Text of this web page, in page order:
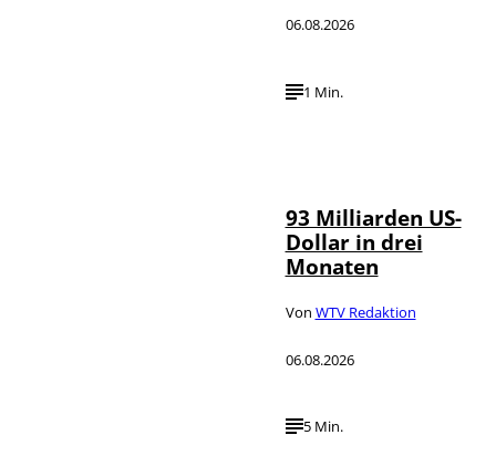
06.08.2026
1 Min.
93 Milliarden US-
Dollar in drei
Monaten
Von WTV Redaktion
06.08.2026
5 Min.